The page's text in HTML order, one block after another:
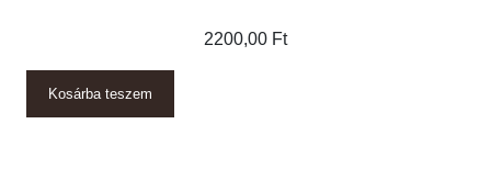
2200,00 Ft
Kosárba teszem